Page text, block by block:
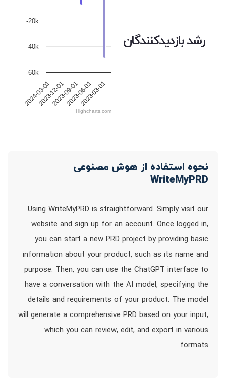
رشد بازدیدکنندگان
2024-03-01
2023-12-012023-09-012023-06-012023-03-01
-60k
-40k
-20k
Highcharts.com
نحوه استفاده از هوش مصنوعی
WriteMyPRD
Using WriteMyPRD is straightforward. Simply visit our
website and sign up for an account. Once logged in,
you can start a new PRD project by providing basic
information about your product, such as its name and
purpose. Then, you can use the ChatGPT interface to
have a conversation with the AI model, specifying the
details and requirements of your product. The model
will generate a comprehensive PRD based on your input,
which you can review, edit, and export in various
formats